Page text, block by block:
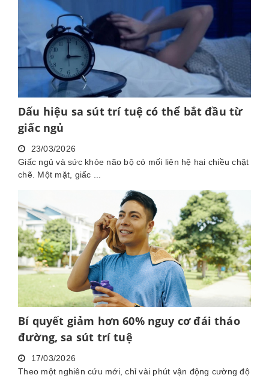
Dấu hiệu sa sút trí tuệ có thể bắt đầu từ
giấc ngủ
23/03/2026
Giấc ngủ và sức khỏe não bộ có mối liên hệ hai chiều chặt
chẽ. Một mặt, giấc ...
Bí quyết giảm hơn 60% nguy cơ đái tháo
đường, sa sút trí tuệ
17/03/2026
Theo một nghiên cứu mới, chỉ vài phút vận động cường độ